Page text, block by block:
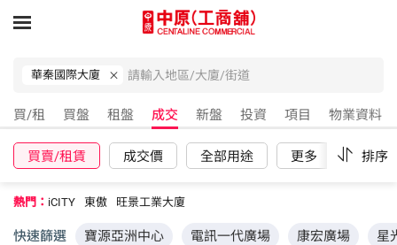
華秦國際大廈
買/租 買盤 租盤 成交 新盤 投資 項目 物業資料
買賣/租賃 成交價 全部用途 更多 重設
排序
熱門： iCITY 東傲 旺景工業大廈
快速篩選 寶源亞洲中心 電訊一代廣場 康宏廣場 星